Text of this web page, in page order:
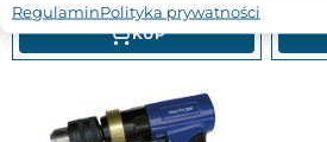
KUP
RegulaminPolityka prywatności